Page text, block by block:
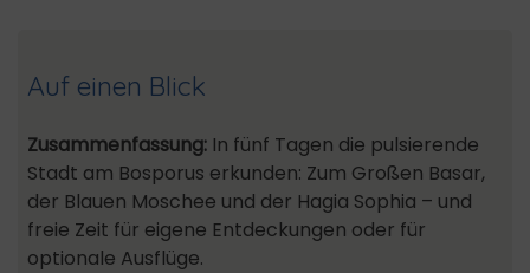
Auf einen Blick
Zusammenfassung: In fünf Tagen die pulsierende
Stadt am Bosporus erkunden: Zum Großen Basar,
der Blauen Moschee und der Hagia Sophia – und
freie Zeit für eigene Entdeckungen oder für
optionale Ausflüge.